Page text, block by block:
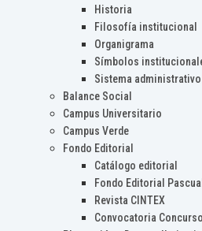
Historia
Filosofía institucional
Organigrama
Símbolos
Sistema administrativo
Balance Social
Campus Universitario
Campus Verde
Fondo Editorial
Catálogo editorial
Fondo Editorial
Revista CINTEX
Convocatoria